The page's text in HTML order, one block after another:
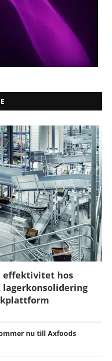
effektivitet hos
lagerkonsolidering
nu till Axfoods